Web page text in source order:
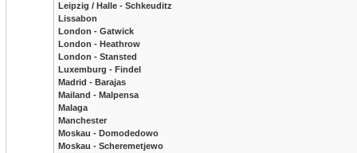
Leipzig / Halle - Schkeuditz
Lissabon
London - Gatwick
London - Heathrow
London - Stansted
Luxemburg - Findel
Madrid - Barajas
Mailand - Malpensa
Malaga
Manchester
Moskau - Domodedowo
Moskau - Scheremetjewo